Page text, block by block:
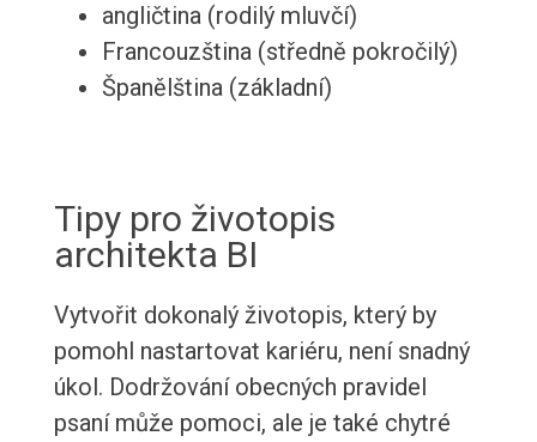
angličtina (rodilý mluvčí)
Francouzština (středně pokročilý)
Španělština (základní)
Tipy pro životopis
architekta BI
Vytvořit dokonalý životopis, který by
pomohl nastartovat kariéru, není snadný
úkol. Dodržování obecných pravidel
psaní může pomoci, ale je také chytré